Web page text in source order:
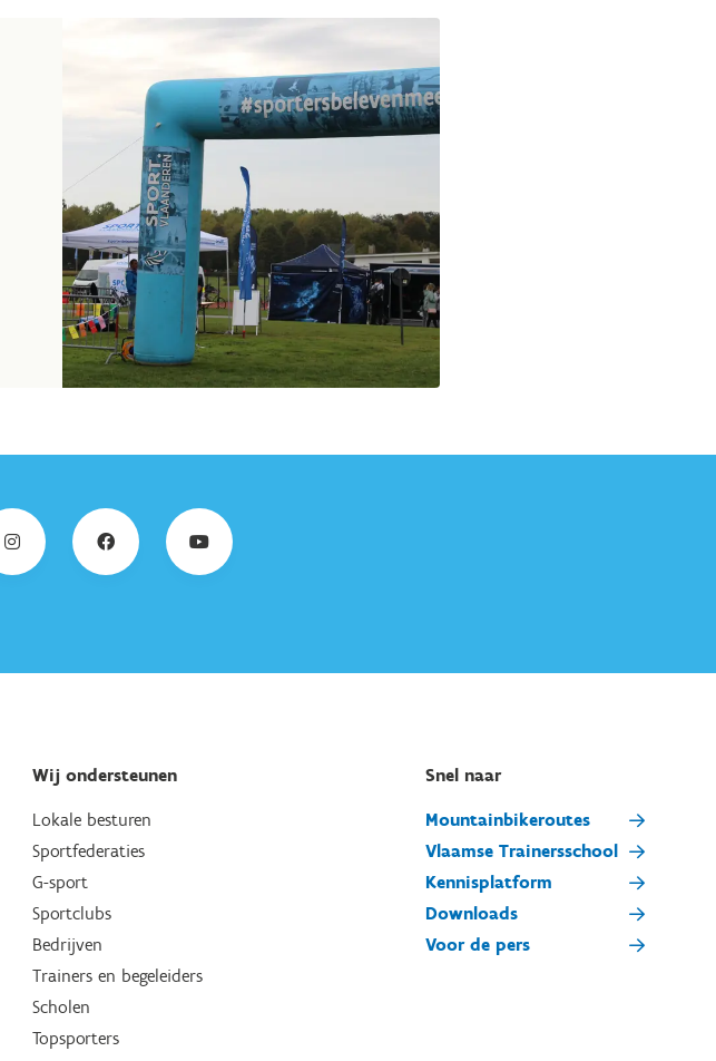
Wij ondersteunen
Lokale besturen
Sportfederaties
G-sport
Sportclubs
Bedrijven
Trainers en begeleiders
Scholen
Topsporters
Snel naar
Mountainbikeroutes
Vlaamse Trainersschool
Kennisplatform
Downloads
Voor de pers